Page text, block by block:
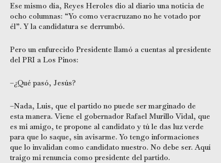
Ese mismo día, Reyes Heroles dio al diario una noticia de
ocho columnas: “Yo como veracruzano no he votado por
él”. Y la candidatura se derrumbó.
Pero un enfurecido Presidente llamó a cuentas al presidente
del PRI a Los Pinos:
–¿Qué pasó, Jesús?
–Nada, Luis, que el partido no puede ser marginado de
esta manera. Viene el gobernador Rafael Murillo Vidal, que
es mi amigo, te propone al candidato y tú le das luz verde
para que lo saque, sin avisarme. Yo tengo informaciones
que lo invalidan como candidato nuestro. No debe ser. Aquí
traigo mi renuncia como presidente del partido.